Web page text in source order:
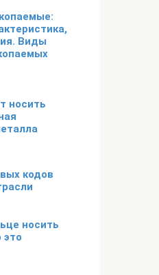
Виды
носить
кодов
носить
это